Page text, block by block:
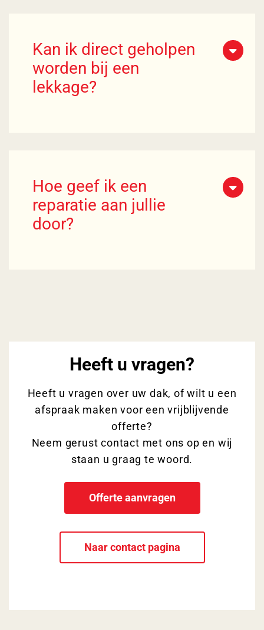
Kan ik direct geholpen
worden bij een
lekkage?
Hoe geef ik een
reparatie aan jullie
door?
Heeft u vragen?
Heeft u vragen over uw dak, of wilt u een
afspraak maken voor een vrijblijvende
offerte?
Neem gerust contact met ons op en wij
staan u graag te woord.
Offerte aanvragen
Naar contact pagina